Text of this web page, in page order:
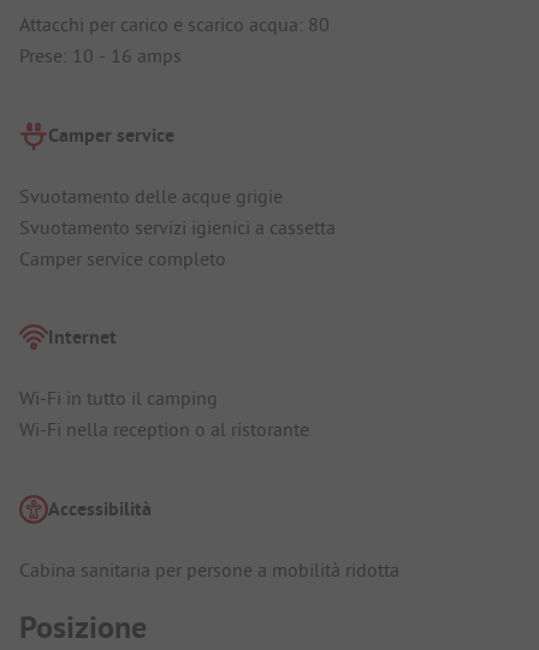
Attacchi per carico e scarico acqua: 80
Prese: 10 - 16 amps
Camper service
Svuotamento delle acque grigie
Svuotamento servizi igienici a cassetta
Camper service completo
Internet
Wi-Fi in tutto il camping
Wi-Fi nella reception o al ristorante
Accessibilità
Cabina sanitaria per persone a mobilità ridotta
Posizione